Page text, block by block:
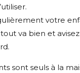
votre
va bien et
sont seuls à la